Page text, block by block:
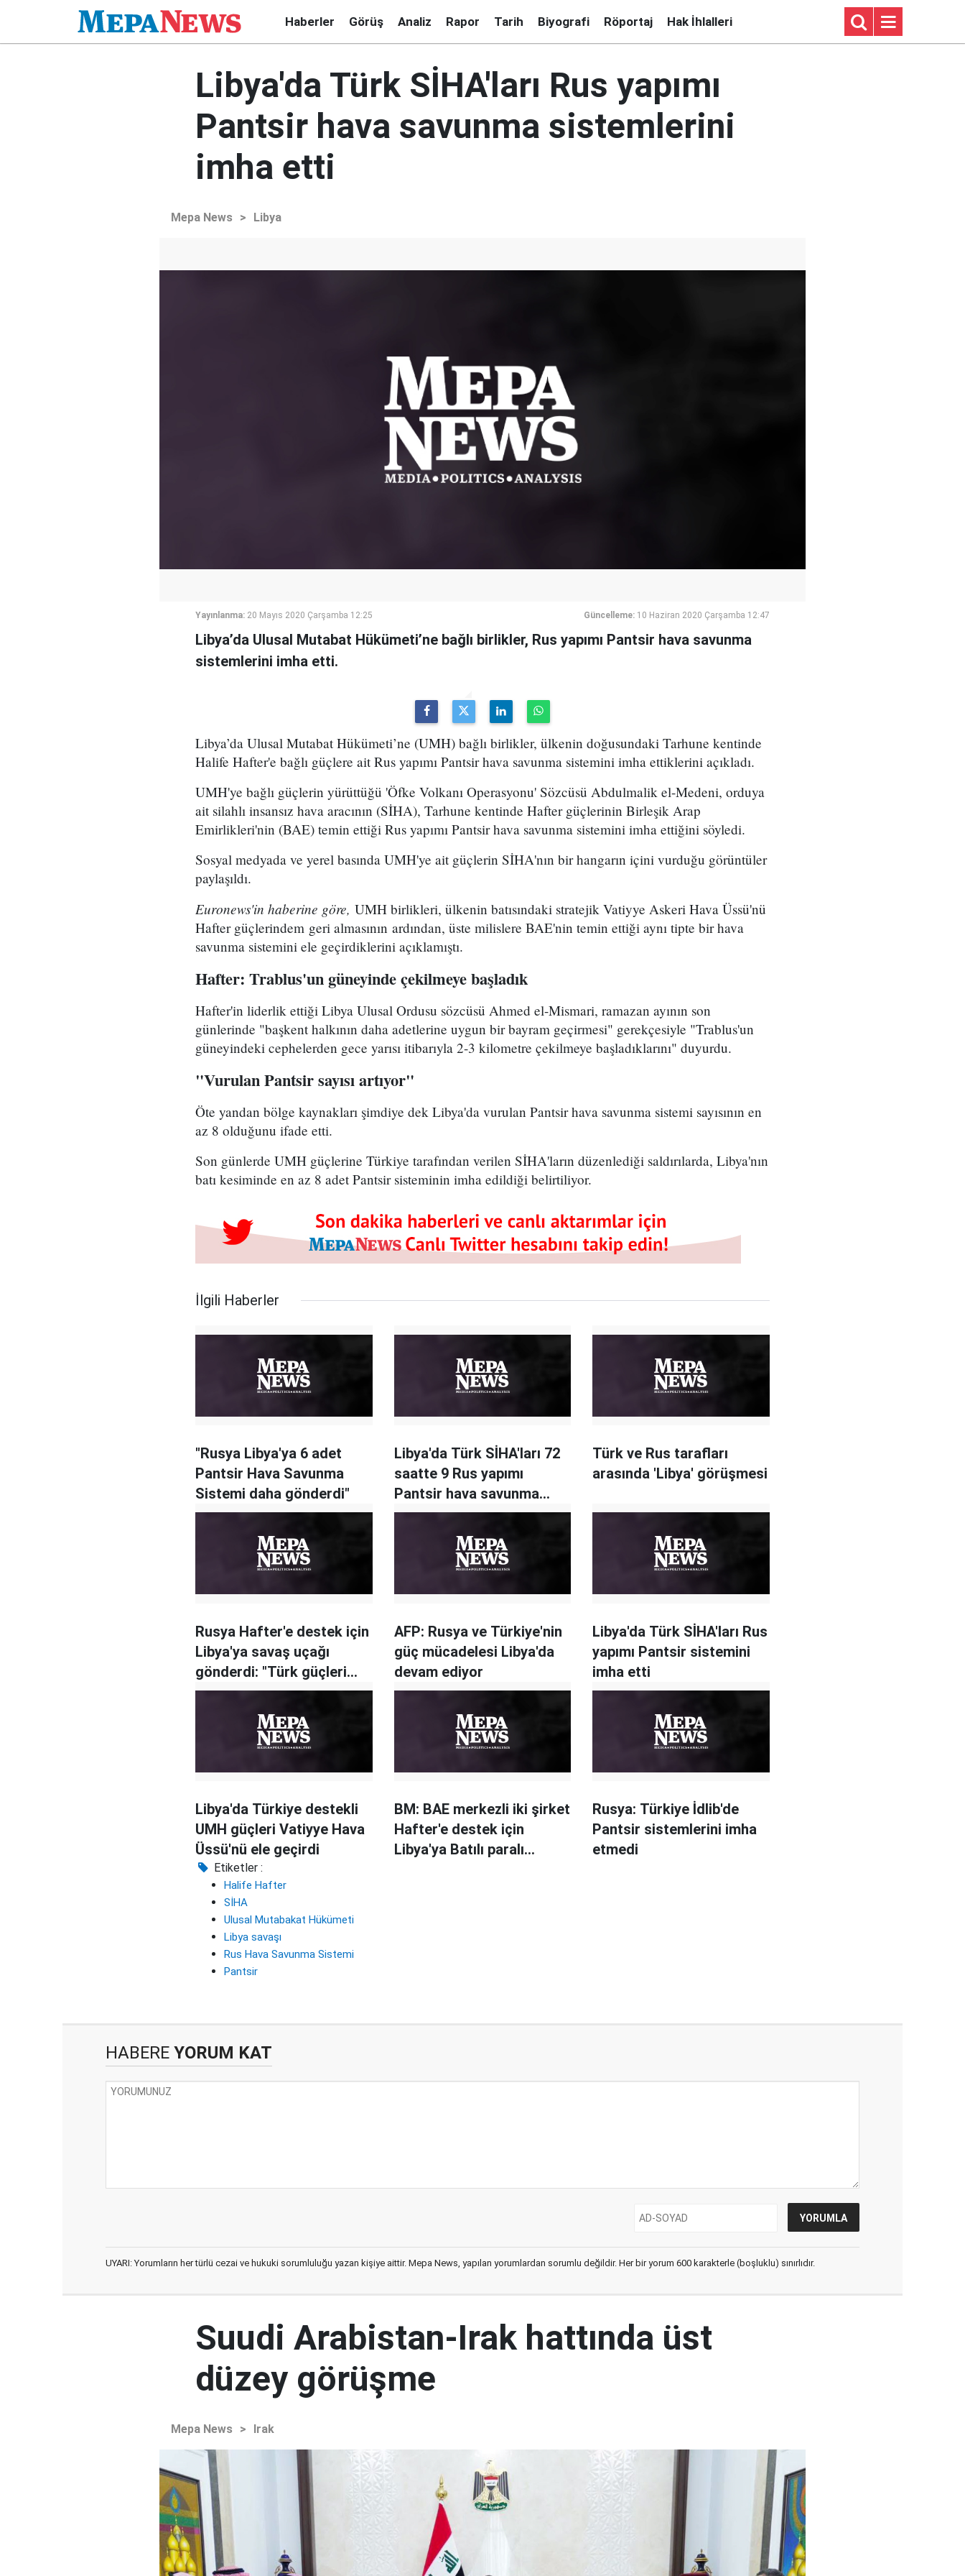
Haberler Görüş Analiz Rapor Tarih Biyografi Röportaj Hak İhlalleri
Libya'da Türk SİHA'ları Rus yapımı
Pantsir hava savunma sistemlerini
imha etti
Mepa News > Libya
Yayınlanma: 20 Mayıs 2020 Çarşamba 12:25 Güncelleme: 10 Haziran 2020 Çarşamba 12:47
Libya’da Ulusal Mutabat Hükümeti’ne bağlı birlikler, Rus yapımı Pantsir hava savunma
sistemlerini imha etti.
Libya’da Ulusal Mutabat Hükümeti’ne (UMH) bağlı birlikler, ülkenin doğusundaki Tarhune kentinde
Halife Hafter'e bağlı güçlere ait Rus yapımı Pantsir hava savunma sistemini imha ettiklerini açıkladı.
UMH'ye bağlı güçlerin yürüttüğü 'Öfke Volkanı Operasyonu' Sözcüsü Abdulmalik el-Medeni, orduya
ait silahlı insansız hava aracının (SİHA), Tarhune kentinde Hafter güçlerinin Birleşik Arap
Emirlikleri'nin (BAE) temin ettiği Rus yapımı Pantsir hava savunma sistemini imha ettiğini söyledi.
Sosyal medyada ve yerel basında UMH'ye ait güçlerin SİHA'nın bir hangarın içini vurduğu görüntüler
paylaşıldı.
Euronews'in haberine göre, UMH birlikleri, ülkenin batısındaki stratejik Vatiyye Askeri Hava Üssü'nü
Hafter güçlerindem geri almasının ardından, üste milislere BAE'nin temin ettiği aynı tipte bir hava
savunma sistemini ele geçirdiklerini açıklamıştı.
Hafter: Trablus'un güneyinde çekilmeye başladık
Hafter'in liderlik ettiği Libya Ulusal Ordusu sözcüsü Ahmed el-Mismari, ramazan ayının son
günlerinde "başkent halkının daha adetlerine uygun bir bayram geçirmesi" gerekçesiyle "Trablus'un
güneyindeki cephelerden gece yarısı itibarıyla 2-3 kilometre çekilmeye başladıklarını" duyurdu.
"Vurulan Pantsir sayısı artıyor"
Öte yandan bölge kaynakları şimdiye dek Libya'da vurulan Pantsir hava savunma sistemi sayısının en
az 8 olduğunu ifade etti.
Son günlerde UMH güçlerine Türkiye tarafından verilen SİHA'ların düzenlediği saldırılarda, Libya'nın
batı kesiminde en az 8 adet Pantsir sisteminin imha edildiği belirtiliyor.
İlgili Haberler
"Rusya Libya'ya 6 adet
Pantsir Hava Savunma
Sistemi daha gönderdi"
Libya'da Türk SİHA'ları 72
saatte 9 Rus yapımı
Pantsir hava savunma
sistemi imha etti
Türk ve Rus tarafları
arasında 'Libya' görüşmesi
Rusya Hafter'e destek için
Libya'ya savaş uçağı
gönderdi: "Türk güçleri
hedefte"
AFP: Rusya ve Türkiye'nin
güç mücadelesi Libya'da
devam ediyor
Libya'da Türk SİHA'ları Rus
yapımı Pantsir sistemini
imha etti
Libya'da Türkiye destekli
UMH güçleri Vatiyye Hava
Üssü'nü ele geçirdi
BM: BAE merkezli iki şirket
Hafter'e destek için
Libya'ya Batılı paralı
Rusya: Türkiye İdlib'de
Pantsir sistemlerini imha
etmedi
Etiketler :
Halife Hafter
SİHA
Ulusal Mutabakat Hükümeti
Libya savaşı
Rus Hava Savunma Sistemi
Pantsir
HABERE YORUM KAT
UYARI: Yorumların her türlü cezai ve hukuki sorumluluğu yazan kişiye aittir. Mepa News, yapılan yorumlardan sorumlu değildir. Her bir yorum 600 karakterle (boşluklu) sınırlıdır.
Suudi Arabistan-Irak hattında üst
düzey görüşme
Mepa News > Irak